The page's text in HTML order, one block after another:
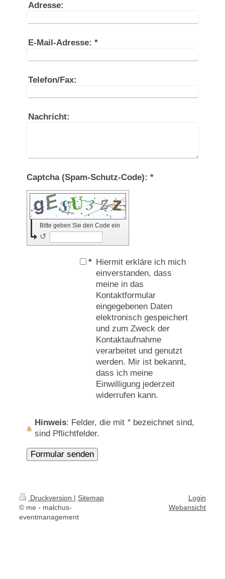
Adresse:
E-Mail-Adresse: *
Telefon/Fax:
Nachricht:
Captcha (Spam-Schutz-Code): *
Bitte geben Sie den Code ein
↺
* Hiermit erkläre ich mich
einverstanden, dass
meine in das
Kontaktformular
eingegebenen Daten
elektronisch gespeichert
und zum Zweck der
Kontaktaufnahme
verarbeitet und genutzt
werden. Mir ist bekannt,
dass ich meine
Einwilligung jederzeit
widerrufen kann.
Hinweis : Felder, die mit * bezeichnet sind,
sind Pflichtfelder.
Druckversion | Sitemap
© me - malchus-
eventmanagement
Login
Webansicht